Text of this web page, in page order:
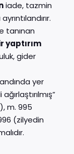
iade, tazmin
tanınan
yaptırım
gider
yer
m. 995
(zilyedin